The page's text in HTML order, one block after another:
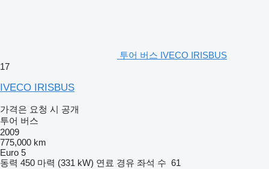
투어 버스 IVECO IRISBUS
17
IVECO IRISBUS
가격은 요청 시 공개
투어 버스
2009
775,000 km
Euro 5
동력 450 마력 (331 kW) 연료 경유 좌석 수 61